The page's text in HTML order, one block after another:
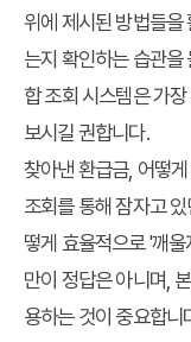
위에 제시된 방법들
는지 확인하는 습관을
합 조회 시스템은 가
보시길 권합니다.
찾아낸 환급금, 어떻
조회를 통해 잠자고 있
떻게 효율적으로 '깨
만이 정답은 아니며,
용하는 것이 중요합니